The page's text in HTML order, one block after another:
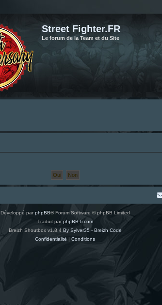
Street Fighter.FR
Le forum de la Team et du Site
Développé parphpBB® Forum Software © phpBB Limited
Traduit parphpBB-fr.com
Breizh Shoutbox v1.8.4 By Sylver35 - Breizh Code
Confidentialité | Conditions